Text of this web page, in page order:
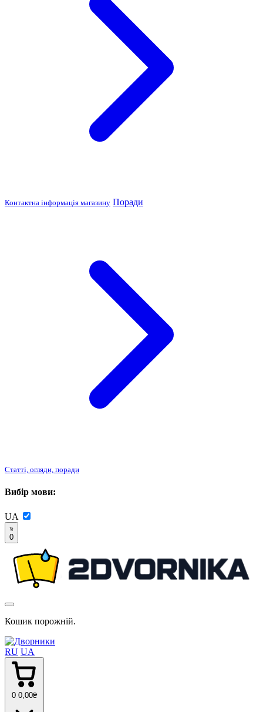
Контактна інформація магазину Поради
Статті, огляди, поради
Вибір мови:
UA
0
Кошик порожній.
RU UA
0 0 ,00₴